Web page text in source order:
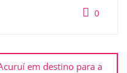
0
em destino para a